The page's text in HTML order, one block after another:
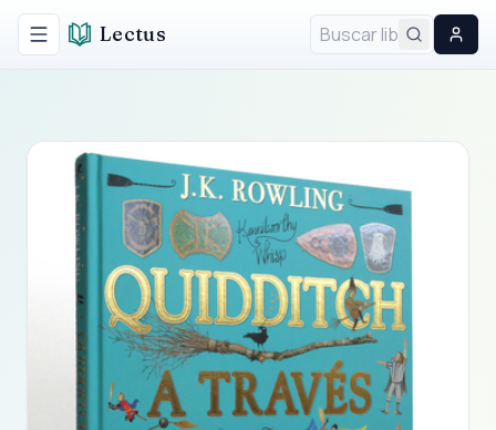
Alternar menú
Lectus